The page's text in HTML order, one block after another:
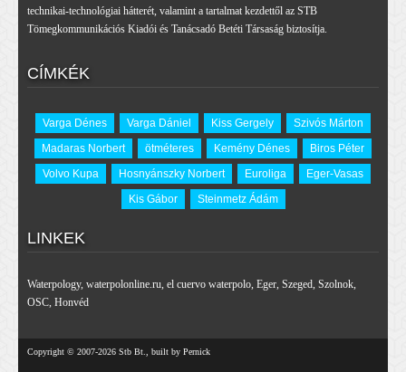
technikai-technológiai hátterét, valamint a tartalmat kezdettől az STB
Tömegkommunikációs Kiadói és Tanácsadó Betéti Társaság biztosítja.
CÍMKÉK
Varga Dénes Varga Dániel Kiss Gergely
Szivós Márton
Madaras Norbert
ötméteres Kemény Dénes
Biros Péter
Volvo Kupa
Hosnyánszky Norbert Euroliga
Eger-Vasas
Kis Gábor
Steinmetz Ádám
LINKEK
Waterpology, waterpolonline.ru, el cuervo waterpolo, Eger, Szeged, Szolnok,
OSC, Honvéd
Copyright © 2007-2026 Stb Bt., built by Pernick